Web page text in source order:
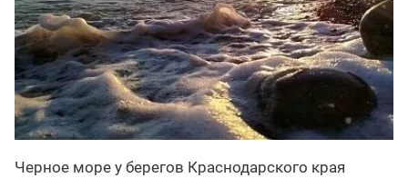
Черное море у берегов Краснодарского края